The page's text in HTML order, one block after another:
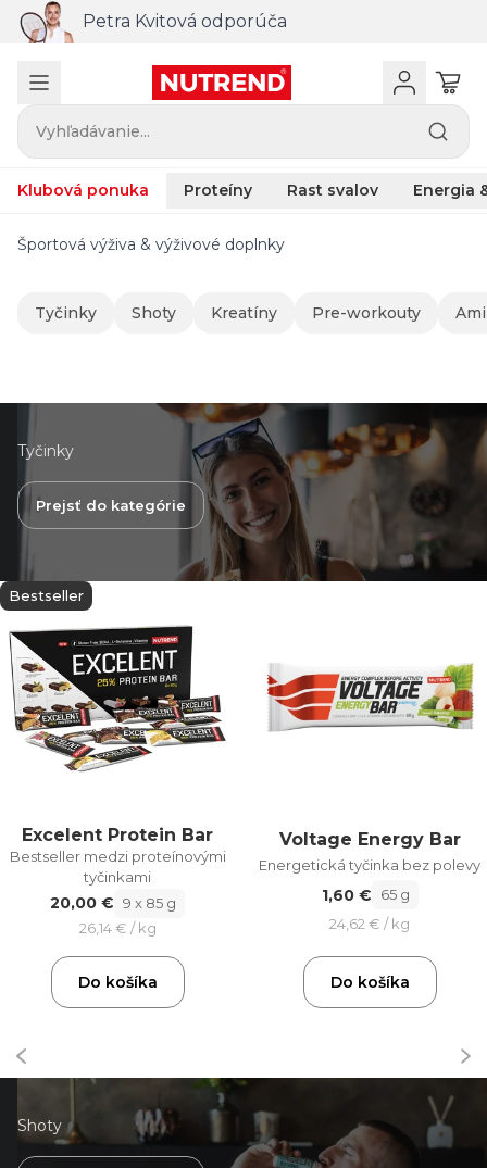
nákupu nad 100 €
Vyhľadávanie...
Klubová ponuka Proteíny Rast svalov Energia
Športová výživa & výživové doplnky
Tyčinky Shoty Kreatíny Pre-workouty
Tyčinky
Prejsť do kategórie
Bestseller
Excelent Protein Bar
Bestseller medzi proteínovými
tyčinkami
20,00 € 9 x 85 g
26,14 € / kg
Do košíka
Voltage Energy Bar
Energetická tyčinka bez polevy
1,60 €
65 g
24,62 € / kg
Do košíka
Shoty